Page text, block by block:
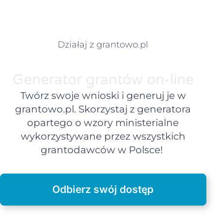
Działaj z grantowo.pl
Twórz swoje wnioski i generuj je w
grantowo.pl. Skorzystaj z generatora
opartego o wzory ministerialne
wykorzystywane przez wszystkich
grantodawców w Polsce!
Odbierz swój dostęp